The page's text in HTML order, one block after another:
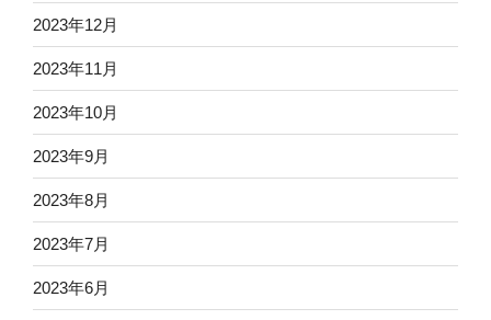
2023年12月
2023年11月
2023年10月
2023年9月
2023年8月
2023年7月
2023年6月